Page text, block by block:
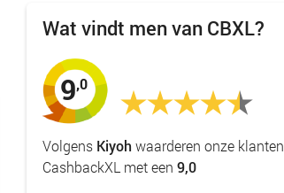
Wat vindt men van CBXL?
9,0
Volgens Kiyoh waarderen onze klanten
CashbackXL met een 9,0